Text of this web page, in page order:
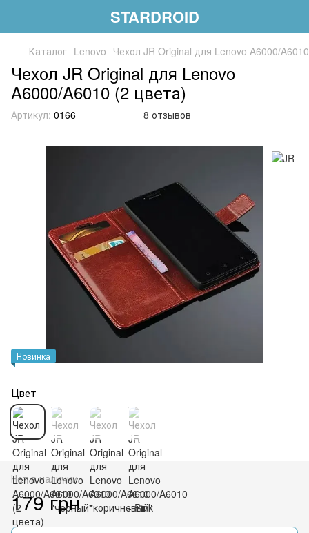
STARDROID
Каталог Lenovo Чехол JR Original для Lenovo A6000/
Чехол JR Original для Lenovo
A6000/A6010 (2 цвета)
Артикул: 0166 8 отзывов
Новинка
Цвет
Нет в наличии
179 грн